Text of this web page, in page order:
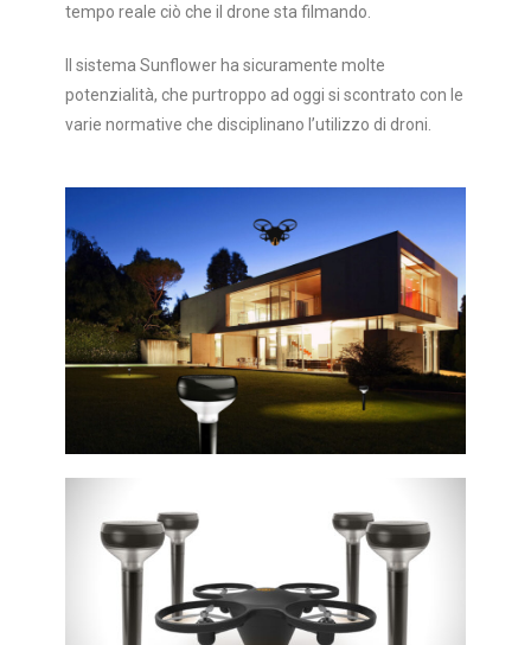
tempo reale ciò che il drone sta filmando.
Il sistema Sunflower ha sicuramente molte
potenzialità, che purtroppo ad oggi si scontrato con le
varie normative che disciplinano l’utilizzo di droni.